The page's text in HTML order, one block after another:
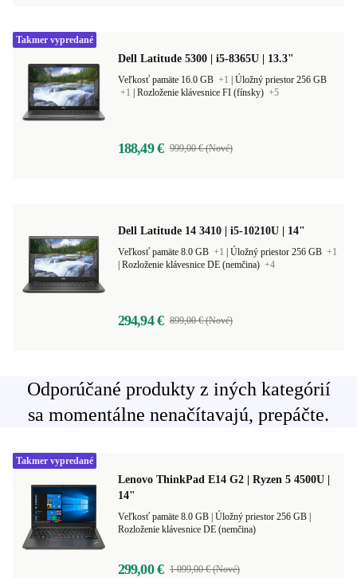
Dell Latitude 5300 | i5-8365U | 13.3"
Veľkosť pamäte 16.0 GB +1
Úložný priestor 256 GB
+1
Rozloženie klávesnice FI (fínsky) +5
188,49 € 999,00 € (Nové)
Takmer vypredané
Dell Latitude 14 3410 | i5-10210U | 14"
Veľkosť pamäte 8.0 GB +1 Úložný priestor 256 GB +1
Rozloženie klávesnice DE (nemčina) +4
294,94 € 899,00 € (Nové)
Odporúčané produkty z iných kategórií
sa momentálne nenačítavajú, prepáčte.
Lenovo ThinkPad E14 G2 | Ryzen 5 4500U |
14"
Rozloženie klávesnice DE (nemčina)
299,00 € 1 099,00 € (Nové)
Takmer vypredané